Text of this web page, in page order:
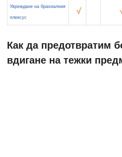
Увреждане на брахиалния
плексус
√
Как да предотвратим
вдигане на тежки